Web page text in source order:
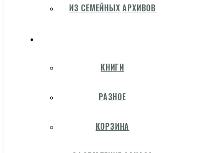
ИЗ СЕМЕЙНЫХ АРХИВОВ
КНИГИ
РАЗНОЕ
КОРЗИНА